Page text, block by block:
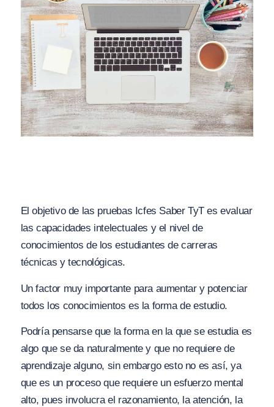
El objetivo de las pruebas Icfes Saber TyT es evaluar
las capacidades intelectuales y el nivel de
conocimientos de los estudiantes de carreras
técnicas y tecnológicas.
Un factor muy importante para aumentar y potenciar
todos los conocimientos es la forma de estudio.
Podría pensarse que la forma en la que se estudia es
algo que se da naturalmente y que no requiere de
aprendizaje alguno, sin embargo esto no es así, ya
que es un proceso que requiere un esfuerzo mental
alto, pues involucra el razonamiento, la atención, la